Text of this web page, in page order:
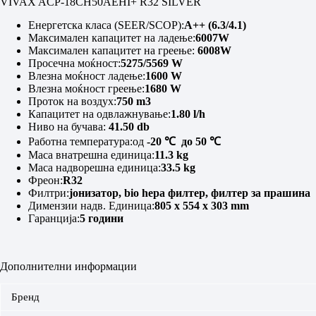
Енергетска класа (SEER/SCOP):A++ (6.3/4.1)
Максимален капацитет на ладење:6007W
Максимален капацитет на греење: 6008W
Просечна моќност:5275/5569 W
Влезна моќност ладење:1600 W
Влезна моќност греење:1680 W
Проток на воздух:750 m3
Капацитет на одвлажнување:1.80 l/h
Ниво на бучава: 41.50 db
Работна температура:од -20 ℃ до 50 ℃
Маса внатрешна единица:11.3 kg
Маса надворешна единица:33.5 kg
Фреон:R32
Филтри:јонизатор, bio hepa филтер, филтер за прашина
Димензии надв. Единица:805 x 554 x 303 mm
Гаранција:5 години
Дополнителни информации
Бренд